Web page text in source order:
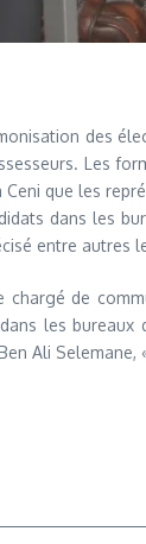
des
Les
que les
dans les
entre autres
chargé de
les
Ali